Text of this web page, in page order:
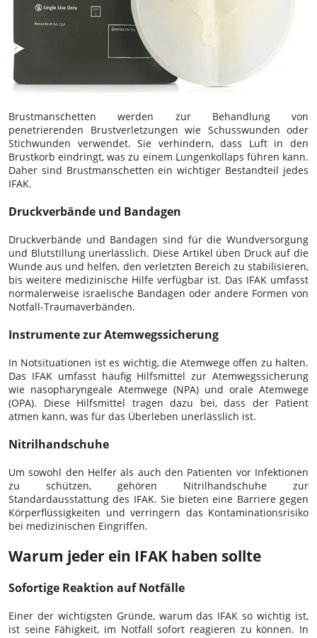
Brustmanschetten werden zur Behandlung von
penetrierenden Brustverletzungen wie Schusswunden oder
Stichwunden verwendet. Sie verhindern, dass Luft in den
Brustkorb eindringt, was zu einem Lungenkollaps führen kann.
Daher sind Brustmanschetten ein wichtiger Bestandteil jedes
IFAK.
Druckverbände und Bandagen
Druckverbände und Bandagen sind für die Wundversorgung
und Blutstillung unerlässlich. Diese Artikel üben Druck auf die
Wunde aus und helfen, den verletzten Bereich zu stabilisieren,
bis weitere medizinische Hilfe verfügbar ist. Das IFAK umfasst
normalerweise israelische Bandagen oder andere Formen von
Notfall-Traumaverbänden.
Instrumente zur Atemwegssicherung
In Notsituationen ist es wichtig, die Atemwege offen zu halten.
Das IFAK umfasst häufig Hilfsmittel zur Atemwegssicherung
wie nasopharyngeale Atemwege (NPA) und orale Atemwege
(OPA). Diese Hilfsmittel tragen dazu bei, dass der Patient
atmen kann, was für das Überleben unerlässlich ist.
Nitrilhandschuhe
Um sowohl den Helfer als auch den Patienten vor Infektionen
zu schützen, gehören Nitrilhandschuhe zur
Standardausstattung des IFAK. Sie bieten eine Barriere gegen
Körperflüssigkeiten und verringern das Kontaminationsrisiko
bei medizinischen Eingriffen.
Warum jeder ein IFAK haben sollte
Sofortige Reaktion auf Notfälle
Einer der wichtigsten Gründe, warum das IFAK so wichtig ist,
ist seine Fähigkeit, im Notfall sofort reagieren zu können. In